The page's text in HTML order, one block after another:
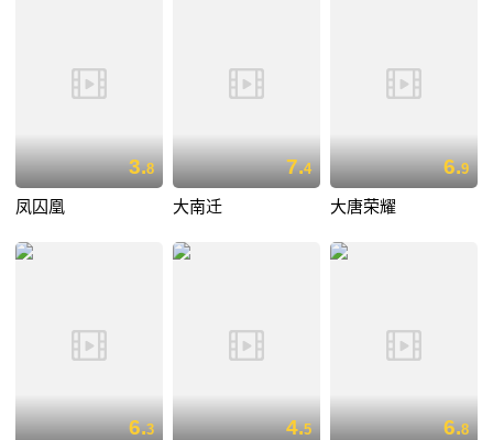
3.8
凤囚凰
7.4
大南迁
6.9
大唐荣耀
6.3 4.5 6.8